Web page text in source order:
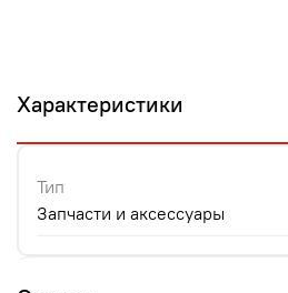
Характеристики
Тип
Запчасти и аксессуары